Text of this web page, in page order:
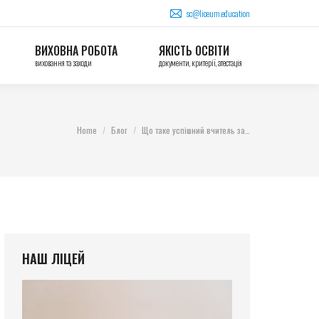
sc@liceum.education
ВИХОВНА РОБОТА
виховання та заходи
ЯКІСТЬ ОСВІТИ
документи, критерії, атестація
You are here:
Home Блог Що таке успішний вчитель за…
НАШ ЛІЦЕЙ